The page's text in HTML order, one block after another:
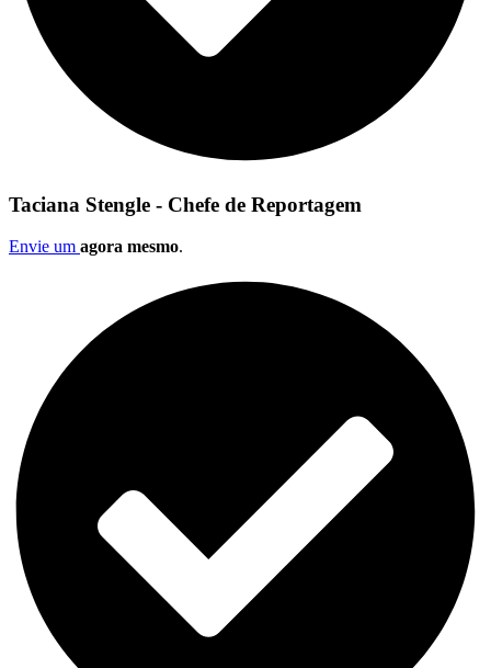
Taciana Stengle - Chefe de Reportagem
Envie um agora mesmo.